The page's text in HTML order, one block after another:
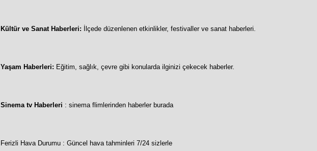
Kültür ve Sanat Haberleri: İlçede düzenlenen etkinlikler, festivaller ve sanat haberleri.
Yaşam Haberleri: Eğitim, sağlık, çevre gibi konularda ilginizi çekecek haberler.
Sinema tv Haberleri : sinema flimlerinden haberler burada
Ferizli Hava Durumu : Güncel hava tahminleri 7/24 sizlerle